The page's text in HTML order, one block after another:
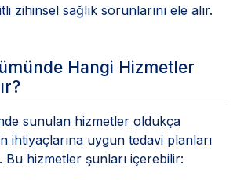
zihinsel sağlık sorunlarını ele alır.
Hangi Hizmetler
sunulan hizmetler oldukça
ihtiyaçlarına uygun tedavi planları
Bu hizmetler şunları içerebilir: